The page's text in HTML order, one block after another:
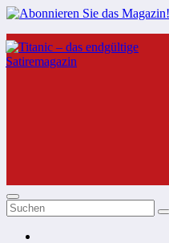
Zum
Inhalt
springen